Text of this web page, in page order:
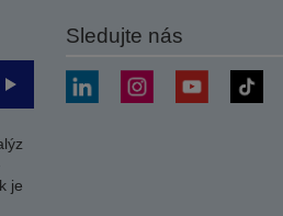
Odeslat
je
Sledujte nás